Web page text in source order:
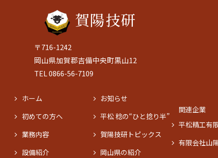
賀陽技研
〒716-1242
岡山県加賀郡吉備中央町黒山12
TEL 0866-56-7109
ホーム
初めての方へ
業務内容
設備紹介
お知らせ
平松 稔の“ひと捻り半”
賀陽技研トピックス
岡山県の紹介
関連企業
平松精工有
有限会社山